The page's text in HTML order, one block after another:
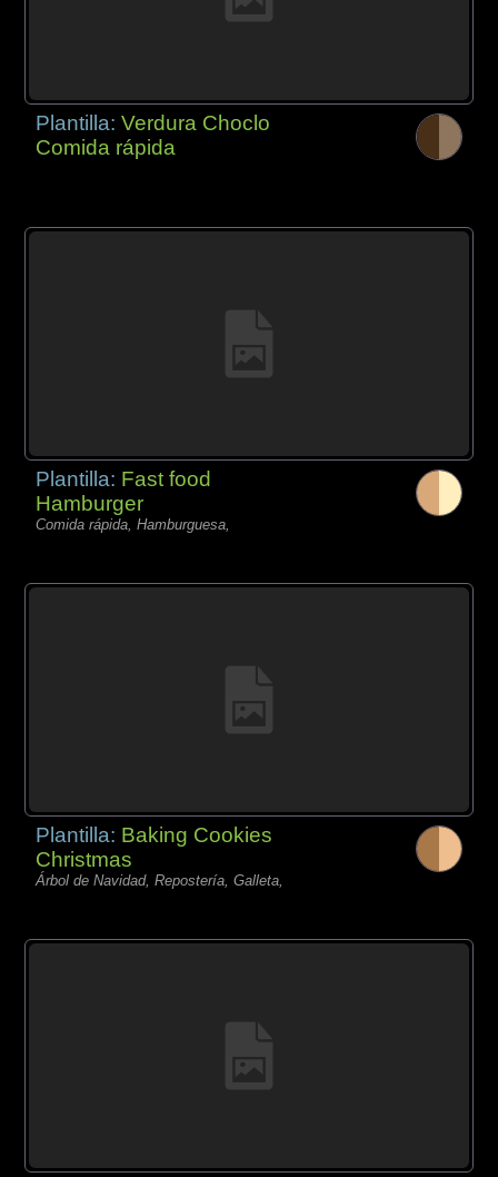
Plantilla:Verdura Choclo
Comida rápida
Plantilla: Fast food
Hamburger
Comida rápida, Hamburguesa,
Plantilla: Baking Cookies
Christmas
Árbol de Navidad, Repostería, Galleta,